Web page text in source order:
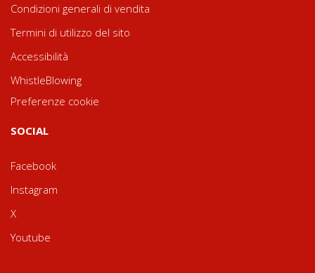
Condizioni generali di vendita
Termini di utilizzo del sito
Accessibilità
WhistleBlowing
Preferenze cookie
SOCIAL
Facebook
Instagram
X
Youtube